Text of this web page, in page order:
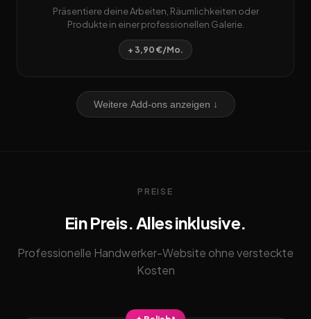
Präsentiere deine Arbeiten, Räumlichkeiten oder
Produkte in einer professionellen Galerie.
+ 3,90 €/Mo.
Weitere Add-ons anzeigen ↓
PREISE
Ein Preis. Alles inklusive.
Professionelle Handwerker-Website ohne versteckte
Kosten